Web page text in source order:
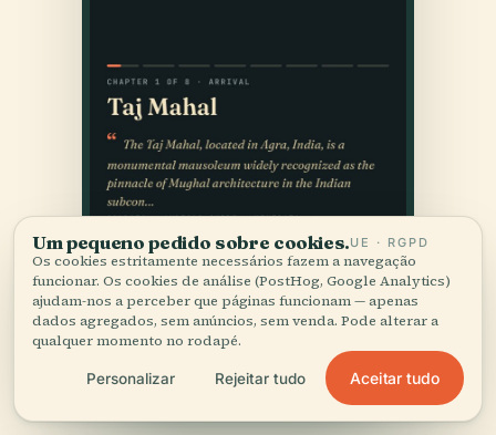
Um pequeno pedido sobre cookies.UE · RGPD
Os cookies estritamente necessários fazem a navegação
funcionar. Os cookies de análise (PostHog, Google Analytics)
ajudam-nos a perceber que páginas funcionam — apenas
dados agregados, sem anúncios, sem venda. Pode alterar a
qualquer momento no rodapé.
Personalizar Rejeitar tudo Aceitar tudo